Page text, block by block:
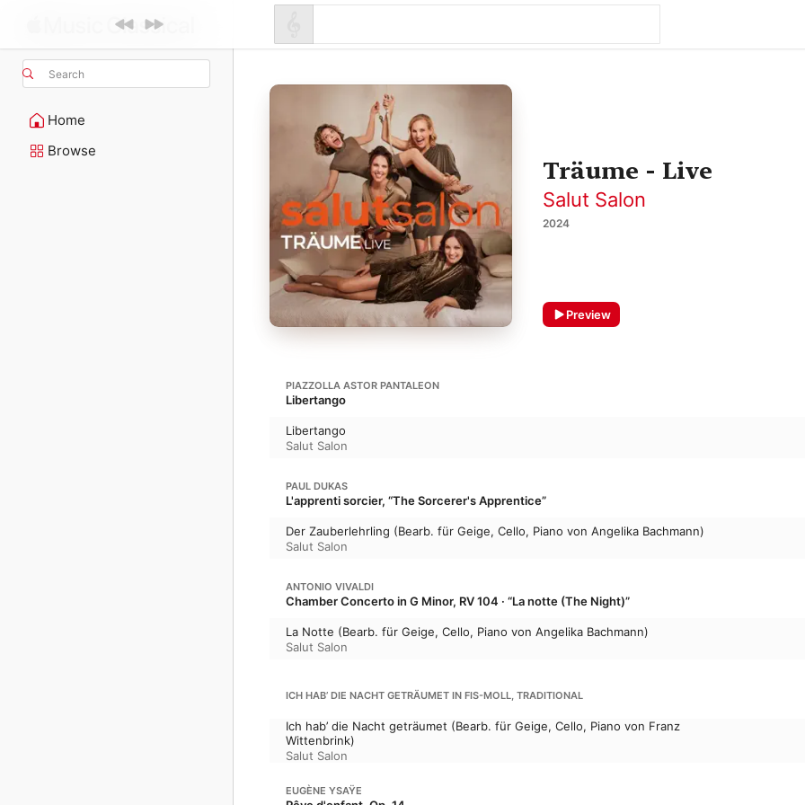
Search
Home
Browse
Träume - Live
Salut Salon
2024
Preview
PIAZZOLLA ASTOR PANTALEON
Libertango
Libertango
Salut Salon
PAUL DUKAS
L'apprenti sorcier, “The Sorcerer's Apprentice”
Der Zauberlehrling (Bearb. für Geige, Cello, Piano von Angelika Bachmann)
Salut Salon
ANTONIO VIVALDI
Chamber Concerto in G Minor, RV 104 · “La notte (The Night)”
La Notte (Bearb. für Geige, Cello, Piano von Angelika Bachmann)
Salut Salon
ICH HAB’ DIE NACHT GETRÄUMET IN FIS-MOLL, TRADITIONAL
Ich hab’ die Nacht geträumet (Bearb. für Geige, Cello, Piano von Franz
Wittenbrink)
Salut Salon
EUGÈNE YSAŸE